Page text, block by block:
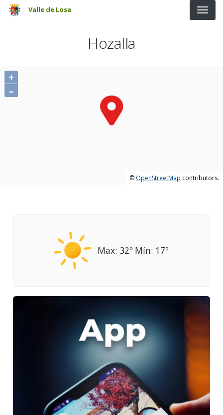
Pasar al contenido principal
Valle de Losa
Hozalla
+
–
© OpenStreetMap contributors.
Max: 32º Mín: 17º